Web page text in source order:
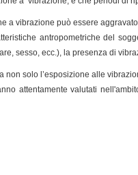
a vibrazione può essere
antropometriche del
sesso, ecc.), la presenza di
solo l’esposizione alle
attentamente valutati